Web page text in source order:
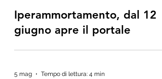
Iperammortamento, dal 12
giugno apre il portale
5 mag Tempo di lettura: 4 min